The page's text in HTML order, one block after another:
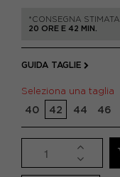
*CONSEGNA STIMATA
20 ORE E 42 MIN.
GUIDA TAGLIE
Seleziona una taglia
40 42 44 46